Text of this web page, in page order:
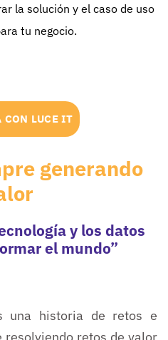
la solución y el caso de uso
tu negocio.
CON LUCE IT
generando
y los datos
el mundo”
una historia de retos e